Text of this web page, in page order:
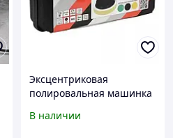
Эксцентриковая
полировальная машинка
82200
В наличии